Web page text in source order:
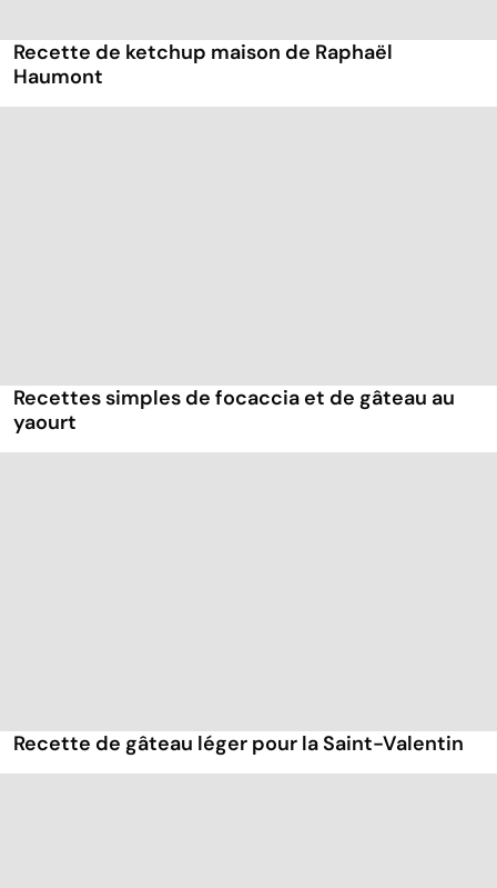
Recette de ketchup maison de Raphaël
Haumont
Recettes simples de focaccia et de gâteau au
yaourt
Recette de gâteau léger pour la Saint-Valentin